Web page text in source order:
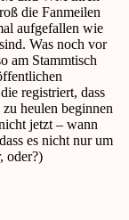
die Fanmeilen
aufgefallen wie
Was noch vor
am Stammtisch
registriert, dass
heulen beginnen
jetzt – wann
es nicht nur um
oder?)